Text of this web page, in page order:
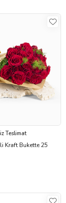
Teslimat
Kraft Bukette 25